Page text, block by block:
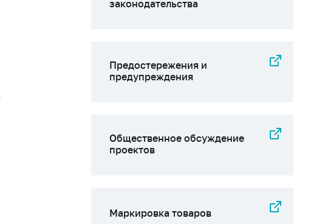
законодательства
Предостережения и
предупреждения
Общественное обсуждение
проектов
Маркировка товаров